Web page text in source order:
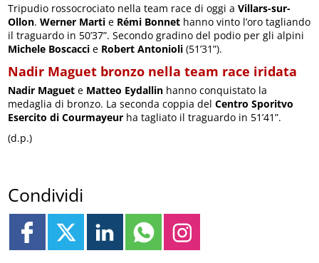
Tripudio rossocrociato nella team race di oggi aVillars-sur-
Ollon.Werner Marti e Rémi Bonnet hanno vinto l’oro tagliando
il traguardo in 50’37”. Secondo gradino del podio per gli alpini
Michele Boscacci e Robert Antonioli (51’31”).
Nadir Maguet bronzo nella team race iridata
Nadir Maguet e Matteo Eydallin hanno conquistato la
medaglia di bronzo. La seconda coppia delCentro Sporitvo
Esercito di Courmayeur ha tagliato il traguardo in 51’41”.
(d.p.)
Condividi